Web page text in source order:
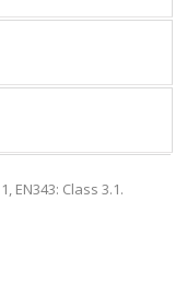
EN343: Class 3.1.